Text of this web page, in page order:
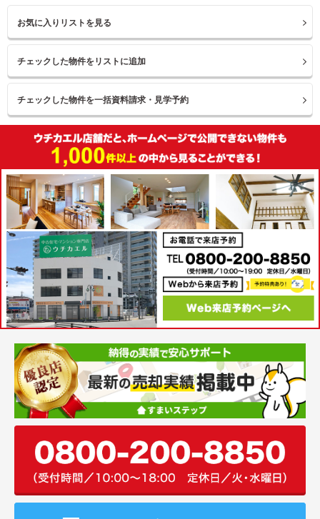
お気に入りリストを見る